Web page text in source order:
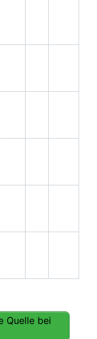
Quelle bei